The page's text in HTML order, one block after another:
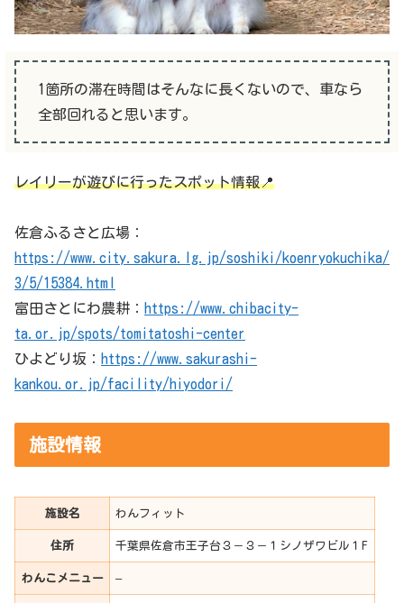
1箇所の滞在時間はそんなに長くないので、車なら
全部回れると思います。
レイリーが遊びに行ったスポット情報📍
佐倉ふるさと広場：
https://www.city.sakura.lg.jp/soshiki/koenryokuchika/
3/5/15384.html
富田さとにわ農耕： https://www.chibacity-
ta.or.jp/spots/tomitatoshi-center
ひよどり坂： https://www.sakurashi-
kankou.or.jp/facility/hiyodori/
施設情報
施設名 わんフィット
住所 千葉県佐倉市王子台３－３－１シノザワビル１F
わんこメニュー –